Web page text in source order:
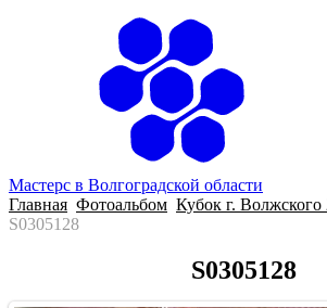
Мастерс в Волгоградской области
Главная Фотоальбом Кубок г. Волжского
S0305128
S0305128